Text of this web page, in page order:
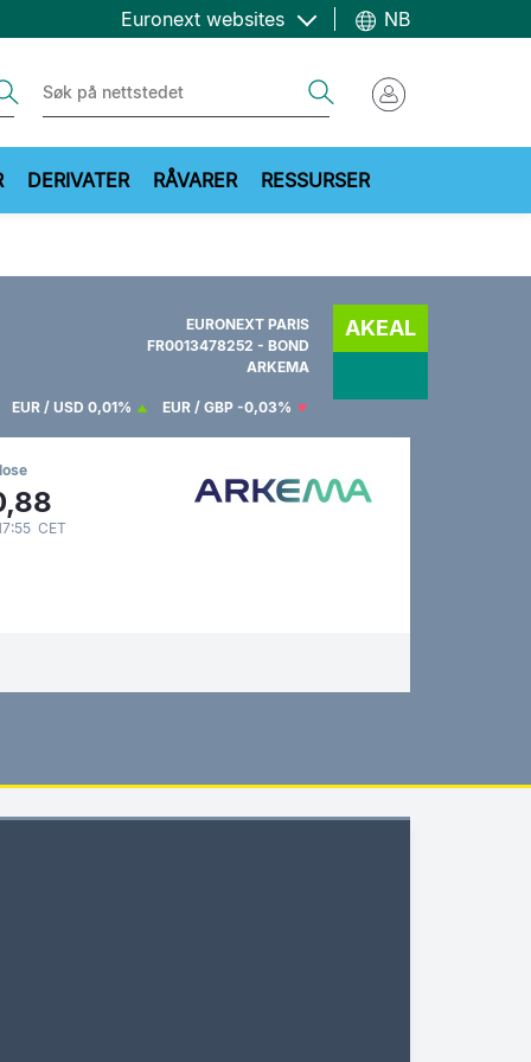
Euronext websites NB
DERIVATER RÅVARER RESSURSER
EURONEXT PARIS
FR0013478252 - BOND
ARKEMA
AKEAL
EUR / USD 0,01% EUR / GBP -0,03%
CET